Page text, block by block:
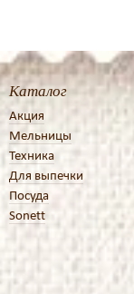
Каталог
Акция
Мельницы
Техника
Для выпечки
Посуда
Sonett